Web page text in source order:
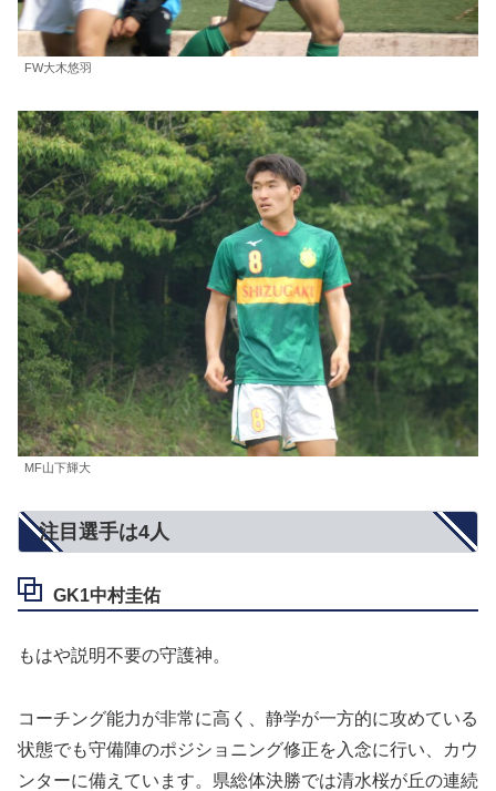
FW大木悠羽
MF山下輝大
注目選手は4人
GK1中村圭佑
もはや説明不要の守護神。
コーチング能力が非常に高く、静学が一方的に攻めている
状態でも守備陣のポジショニング修正を入念に行い、カウ
ンターに備えています。県総体決勝では清水桜が丘の連続